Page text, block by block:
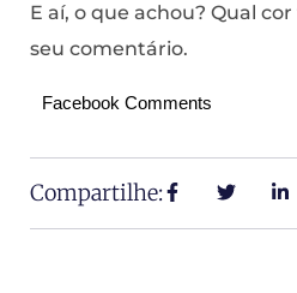
E aí, o que achou? Qual
seu comentário.
Facebook Comments
Compartilhe: